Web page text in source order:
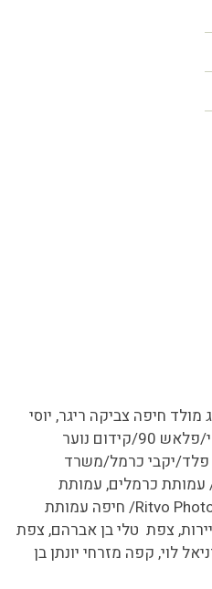
מולד חיפה צביקה ריגר, יוסי
פלאש 90/קידום נוער
פלד/יקבי כרמל/משרד
עמותת כרמלים, עמותת
גדעונים/ צילומים עכו Ritvo Photography/ חיפה עמותת
צפת טלי בן אברהם, צפת
לוי, קפה מזרחי יונתן בן